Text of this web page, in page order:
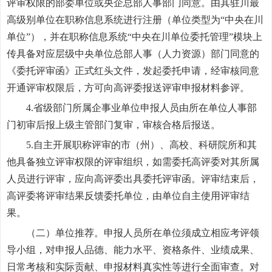
评审权限的部委单位或央企总部人事部门同意。由其驻川最
高级别单位在职称信息系统进行注册（单位类型为“中央在川
单位”），并在职称信息系统“中央在川单位委托管理”模块上
传具备对应层级中央单位总部人事（人力资源）部门同意的
《委托评审函》正式红头文件，发起委托申请，经审核同意
开通评审权限后，方可向高评委报送评审申报材料参评。
4.省级部门所属企事业单位申报人员由所在单位人事部
门初审后报上级主管部门复审，审核合格后报送。
5.自主开展职称评审的市（州）、高校、科研院所和其
他具备独立评审权限的评审组织，如需委托高评委对其所属
人员进行评审，应向高评委出具委托评审函。评审结束后，
高评委将评审结果反馈委托单位，由单位自主使用评审结
果。
（二）单位推荐。申报人员所在单位须成立相应考评领
导小组，对申报人品德、能力水平、资格条件、业绩成果、
日常考核和实际贡献、申报材料真实性等进行全面审查。对